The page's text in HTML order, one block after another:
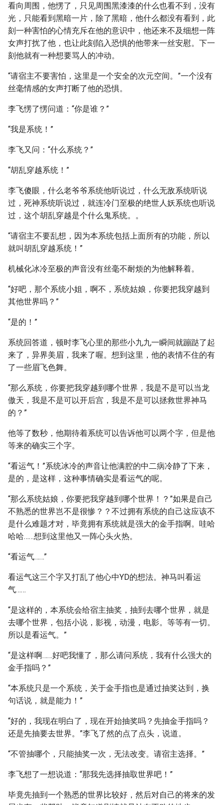
看向周围，他愣了，只见周围黑漆漆的什么也看不到，没有
光，只能看到黑暗一片，除了黑暗，他什么都没有看到，此
刻一种害怕的心情充斥在他的意识中，他还来不及细想一阵
女声打扰了他，也让此刻陷入恐惧的他带来一丝安慰。下一
刻他就有一种想要骂人的冲动。
“请宿主不要害怕，这里是一个安全的次元空间。”一个没有
丝毫情感的女声打断了他的恐惧。
李飞愣了愣问道：“你是谁？”
“我是系统！”
李飞又问：“什么系统？”
“胡乱穿越系统！”
李飞傻眼，什么老爷爷系统他听说过，什么无敌系统听说
过，死神系统听说过，就连冷门至极的绝世人妖系统也听说
过，这个胡乱穿越是个什么鬼系统。。
“请宿主不要乱想，因为本系统包括上面所有的功能，所以
就叫胡乱穿越系统！”
机械化冰冷至极的声音没有丝毫不耐烦的为他解释着。
“好吧，那个系统小姐，啊不，系统姑娘，你要把我穿越到
其他世界吗？”
“是的！”
系统回答道，顿时李飞心里的那些小九九一瞬间就蹦跶了起
来了，异界美眉，我来了喔。想到这里，他的表情不住的有
了一些眉飞色舞。
“那么系统，你要把我穿越到哪个世界，我是不是可以当龙
傲天，我是不是可以开后宫，我是不是可以拯救世界神马
的？”
他等了数秒，他期待着系统可以告诉他可以两个字，但是他
等来的确实三个字。
“看运气！”系统冰冷的声音让他满腔的中二病冷静了下来，
是的，是这样，这种事情确实是看运气的呢。
“那么系统姑娘，你要把我穿越到哪个世界！？”如果是自己
不熟悉的世界岂不是很惨？？不过拥有系统的自己这应该不
是什么难题才对，毕竟拥有系统就是强大的金手指啊。哇哈
哈哈……想到这里他又一阵心头火热。
“看运气……”
看运气这三个字又打乱了他心中YD的想法。神马叫看运
气……
“是这样的，本系统会给宿主抽奖，抽到去哪个世界，就是
去哪个世界，包括小说，影视，动漫，电影。等等有一切。
所以是看运气。”
“是这样啊……好吧我懂了，那么请问系统，我有什么强大的
金手指吗？”
“本系统只是一个系统，关于金手指也是通过抽奖达到，换
句话说，就是能力！”
“好的，我现在明白了，现在开始抽奖吗？先抽金手指吗？
还是先抽要去世界。”李飞了然的点了点头，说道。
“不管抽哪个，只能抽奖一次，无法改变。请宿主选择。”
李飞想了一想说道：“那我先选择抽取世界吧！”
毕竟先抽到一个熟悉的世界比较好，然后对自己的将来的发